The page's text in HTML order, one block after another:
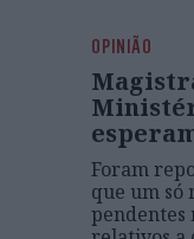
OPINIÃO
Foram
que um só
pendentes